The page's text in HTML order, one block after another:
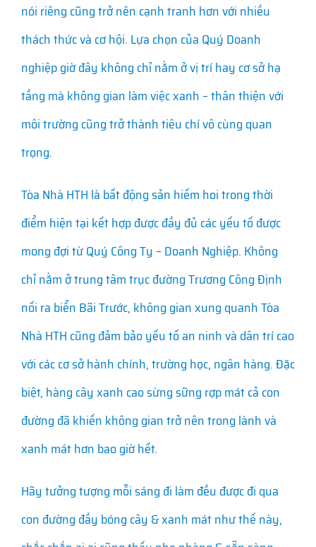
nói riêng cũng trở nên cạnh tranh hơn với nhiều
thách thức và cơ hội. Lựa chọn của Quý Doanh
nghiệp giờ đây không chỉ nằm ở vị trí hay cơ sở hạ
tầng mà không gian làm việc xanh – thân thiện với
môi trường cũng trở thành tiêu chí vô cùng quan
trọng.
Tòa Nhà HTH là bất động sản hiếm hoi trong thời
điểm hiện tại kết hợp được đầy đủ các yếu tố được
mong đợi từ Quý Công Ty – Doanh Nghiệp. Không
chỉ nằm ở trung tâm trục đường Trương Công Định
nối ra biển Bãi Trước, không gian xung quanh Tòa
Nhà HTH cũng đảm bảo yếu tố an ninh và dân trí cao
với các cơ sở hành chính, trường học, ngân hàng. Đặc
biệt, hàng cây xanh cao sừng sững rợp mát cả con
đường đã khiến không gian trở nên trong lành và
xanh mát hơn bao giờ hết.
Hãy tưởng tượng mỗi sáng đi làm đều được đi qua
con đường đầy bóng cây & xanh mát như thế này,